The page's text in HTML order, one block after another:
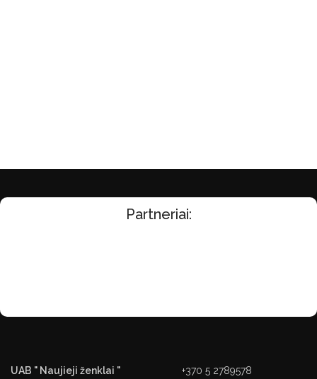
Partneriai:
UAB " Naujieji ženklai "
+370 5 2789578